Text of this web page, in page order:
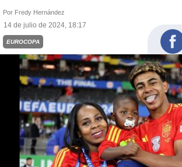
Por Fredy Hernández
14 de julio de 2024, 18:17
EUROCOPA